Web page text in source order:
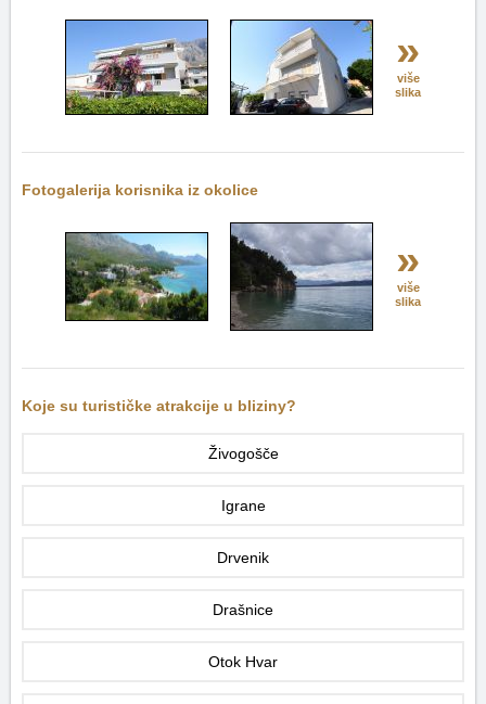
»
više
slika
Fotogalerija korisnika iz okolice
»
više
slika
Koje su turističke atrakcije u bliziny?
Živogošče
Igrane
Drvenik
Drašnice
Otok Hvar